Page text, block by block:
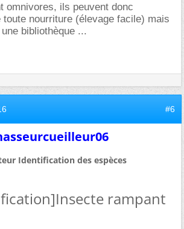
omnivores, ils peuvent donc
toute nourriture (élevage facile) mais
bibliothèque ...
#6
Identification des espèces
rampant